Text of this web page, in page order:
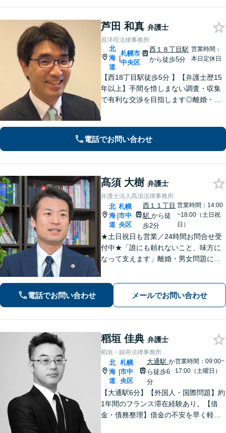
芦田 和真 弁護士
原洋司法律事務所
北
海
道
|
札幌市
中央区
西１８丁目駅
から徒歩5分
営業時間：
本日定休日
【西18丁目駅徒歩5分 】【弁護士歴15
年以上】手間を惜しまない調査・収集
で有利な交渉を目指します◎離婚・男
【ＺＯＯＭ対応】
電話でお問い合わせ
髙須 大樹 弁護士
弁護士法人髙須法律事務所
北
海
道
|
札幌
市中
央区
西１１丁目
駅から徒
歩2分
営業時間：14:00
~18:00（土日祝
日）
★土日祝日も営業／24時間お問合せ受
付中★「誰にも頼れないこと、味方に
なって支えます」離婚・男女問題に注
任せください。地下鉄西11丁目駅すぐ
の事務所です【弁護士歴10年以上】
電話でお問い合わせ メールでお問い合わせ
稻垣 佳典 弁護士
稻垣・細井法律事務所
北
海
道
|
札幌
市中
央区
大通駅 か
ら徒歩6
分
営業時間：09:00~
17:00（土曜日）
【大通駅6分】【外国人・国際問題】約
1年間のフランス滞在経験あり。【借
金・債務整理】借金の不安を早く軽減